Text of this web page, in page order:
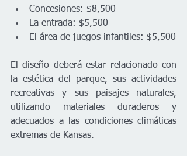
Concesiones: $8,500
La entrada: $5,500
El área de juegos infantiles: $5,500
El diseño deberá estar relacionado con
la estética del parque, sus actividades
recreativas y sus paisajes naturales,
utilizando materiales duraderos y
adecuados a las condiciones climáticas
extremas de Kansas.